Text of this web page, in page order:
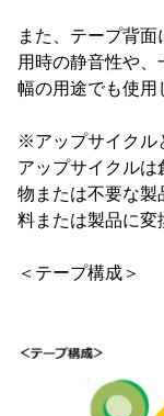
また、テープ背
用時の静音性や
幅の用途でも使用
※アップサイクル
アップサイクル
物または不要な製
料または製品に変
＜テープ構成＞